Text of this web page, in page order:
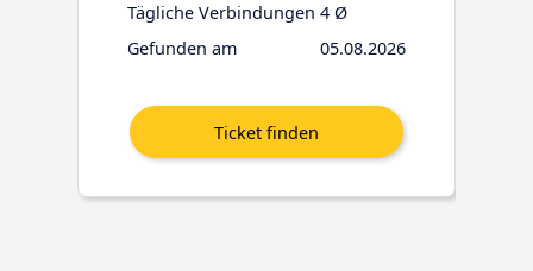
Tägliche Verbindungen 4 Ø
Gefunden am
05.08.2026